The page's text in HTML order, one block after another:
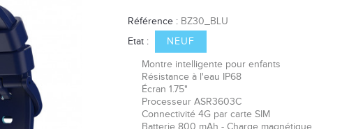
Référence : BZ30_BLU
Etat :
NEUF
Montre intelligente pour enfants
Résistance à l'eau IP68
Écran 1.75"
Processeur ASR3603C
Connectivité 4G par carte SIM
Batterie 800 mAh - Charge magnétique